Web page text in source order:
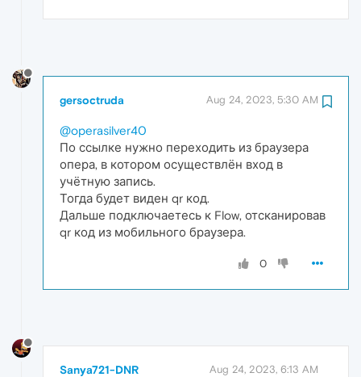
gersoctruda Aug 24, 2023, 5:30 AM
@operasilver40
По ссылке нужно переходить из браузера
опера, в котором осуществлён вход в
учётную запись.
Тогда будет виден qr код.
Дальше подключаетесь к Flow, отсканировав
qr код из мобильного браузера.
0
Sanya721-DNR Aug 24, 2023, 6:13 AM